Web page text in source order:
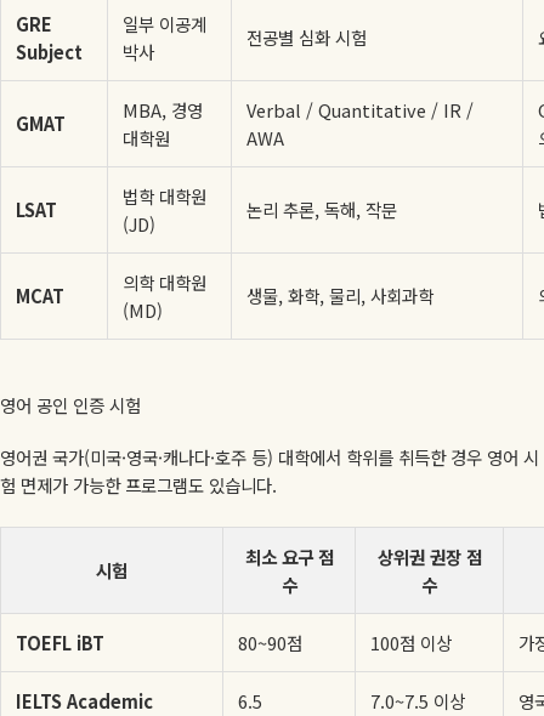
GRE
Subject
일부 이공계
박사
전공별 심화 시험
GMAT
MBA, 경영
대학원
Verbal / Quantitative / IR /
AWA
LSAT
법학 대학원
(JD)
논리 추론, 독해, 작문
MCAT
의학 대학원
(MD)
생물, 화학, 물리, 사회과학
영어 공인 인증 시험
영어권 국가(미국·영국·캐나다·호주 등) 대학에서 학위를 취득한 경우 영어 시
험 면제가 가능한 프로그램도 있습니다.
시험
최소 요구 점
수
상위권 권장 점
수
TOEFL iBT 80~90점 100점 이상 가
IELTS Academic 6.5 7.0~7.5 이상 영